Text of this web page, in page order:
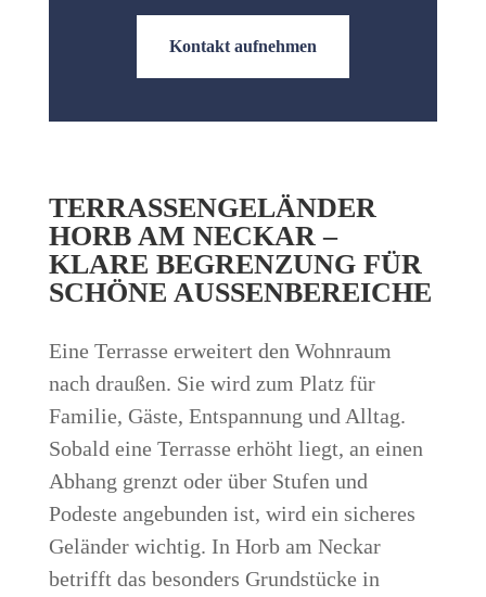
Kontakt aufnehmen
TERRASSENGELÄNDER
HORB AM NECKAR –
KLARE BEGRENZUNG FÜR
SCHÖNE AUSSENBEREICHE
Eine Terrasse erweitert den Wohnraum
nach draußen. Sie wird zum Platz für
Familie, Gäste, Entspannung und Alltag.
Sobald eine Terrasse erhöht liegt, an einen
Abhang grenzt oder über Stufen und
Podeste angebunden ist, wird ein sicheres
Geländer wichtig. In Horb am Neckar
betrifft das besonders Grundstücke in